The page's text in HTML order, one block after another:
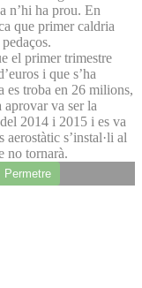
n’hi ha prou. En
que primer caldria
el primer trimestre
i que s’ha
es troba en 26 milions,
va ser la
2014 i 2015 i es va
s’instal·li al
no tornarà.
Permetre